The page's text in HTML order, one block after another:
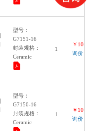
型号：
G7151-16
封装规格：
Ceramic
1
￥
询价
型号：
G7150-16
封装规格：
Ceramic
1
￥
询价